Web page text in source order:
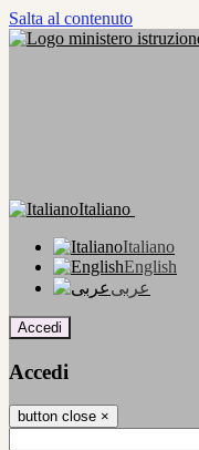
Salta al contenuto
Italiano
Italiano
English
عربى
Accedi
Accedi
button close ×